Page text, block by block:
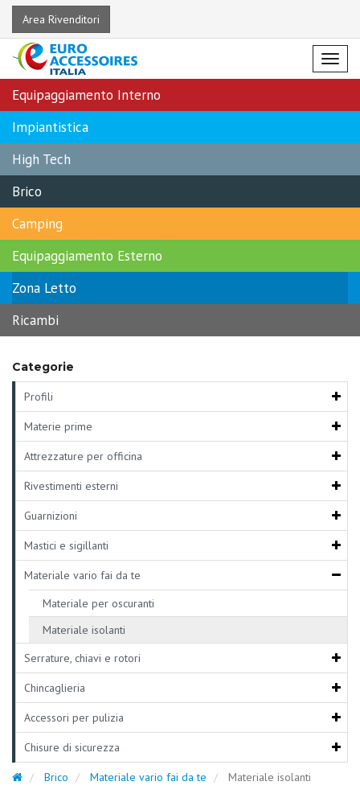
Area Rivenditori
Menu
Equipaggiamento Interno
Impiantistica
High Tech
Brico
Camping
Equipaggiamento Esterno
Zona Letto
Ricambi
Categorie
Profili
Materie prime
Attrezzature per officina
Rivestimenti esterni
Guarnizioni
Mastici e sigillanti
Materiale vario fai da te
Materiale per oscuranti
Materiale isolanti
Serrature, chiavi e rotori
Chincaglieria
Accessori per pulizia
Chisure di sicurezza
Brico Materiale vario fai da te Materiale isolanti